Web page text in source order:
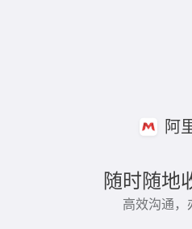
阿
随时随地
高效沟通，